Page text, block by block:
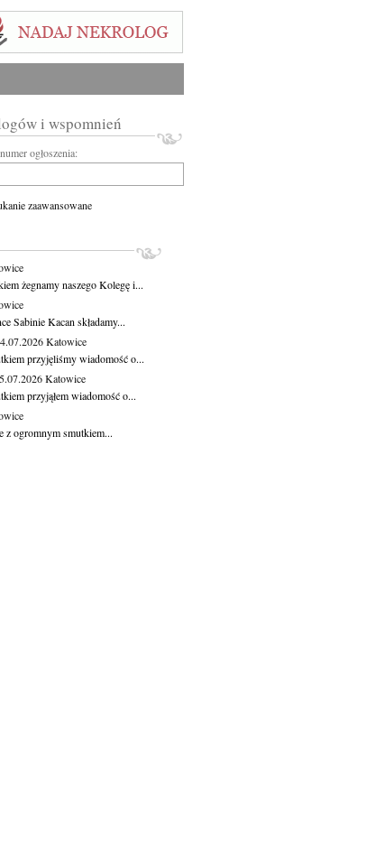
i wspomnień
ogłoszenia:
zaawansowane
żegnamy naszego Kolegę i...
Sabinie Kacan składamy...
Katowice
przyjęliśmy wiadomość o...
Katowice
przyjąłem wiadomość o...
z ogromnym smutkiem...